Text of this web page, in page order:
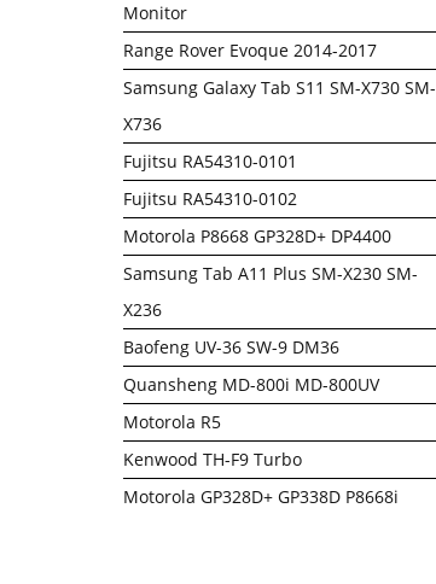
Monitor
Range Rover Evoque 2014-2017
Samsung Galaxy Tab S11 SM-X730 SM-
X736
Fujitsu RA54310-0101
Fujitsu RA54310-0102
Motorola P8668 GP328D+ DP4400
Samsung Tab A11 Plus SM-X230 SM-
X236
Baofeng UV-36 SW-9 DM36
Quansheng MD-800i MD-800UV
Motorola R5
Kenwood TH-F9 Turbo
Motorola GP328D+ GP338D P8668i